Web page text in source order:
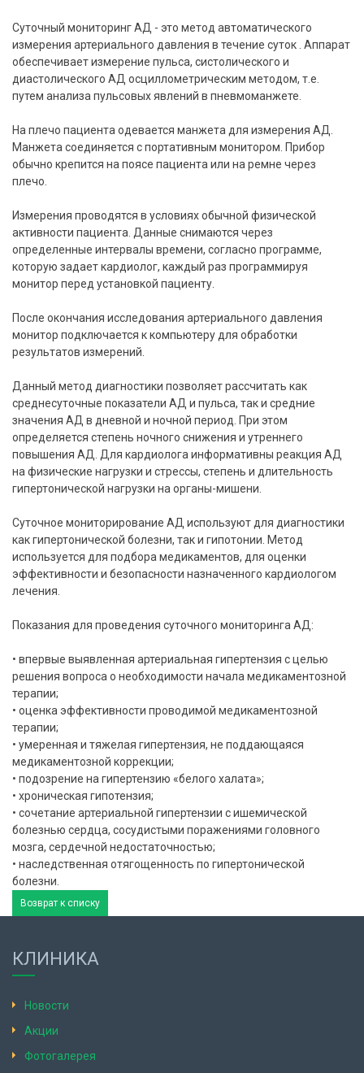
Суточный мониторинг АД - это метод автоматического
измерения артериального давления в течение суток . Аппарат
обеспечивает измерение пульса, систолического и
диастолического АД осциллометрическим методом, т.е.
путем анализа пульсовых явлений в пневмоманжете.
На плечо пациента одевается манжета для измерения АД.
Манжета соединяется с портативным монитором. Прибор
обычно крепится на поясе пациента или на ремне через
плечо.
Измерения проводятся в условиях обычной физической
активности пациента. Данные снимаются через
определенные интервалы времени, согласно программе,
которую задает кардиолог, каждый раз программируя
монитор перед установкой пациенту.
После окончания исследования артериального давления
монитор подключается к компьютеру для обработки
результатов измерений.
Данный метод диагностики позволяет рассчитать как
среднесуточные показатели АД и пульса, так и средние
значения АД в дневной и ночной период. При этом
определяется степень ночного снижения и утреннего
повышения АД. Для кардиолога информативны реакция АД
на физические нагрузки и стрессы, степень и длительность
гипертонической нагрузки на органы-мишени.
Суточное мониторирование АД используют для диагностики
как гипертонической болезни, так и гипотонии. Метод
используется для подбора медикаментов, для оценки
эффективности и безопасности назначенного кардиологом
лечения.
Показания для проведения суточного мониторинга АД:
• впервые выявленная артериальная гипертензия с целью
решения вопроса о необходимости начала медикаментозной
терапии;
• оценка эффективности проводимой медикаментозной
терапии;
• умеренная и тяжелая гипертензия, не поддающаяся
медикаментозной коррекции;
• подозрение на гипертензию «белого халата»;
• хроническая гипотензия;
• сочетание артериальной гипертензии с ишемической
болезнью сердца, сосудистыми поражениями головного
мозга, сердечной недостаточностью;
• наследственная отягощенность по гипертонической
болезни.
Возврат к списку
КЛИНИКА
Новости
Акции
Фотогалерея